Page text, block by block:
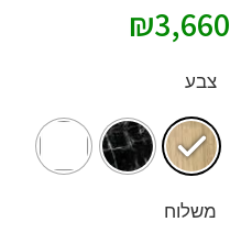
₪3,660
צבע
משלוח